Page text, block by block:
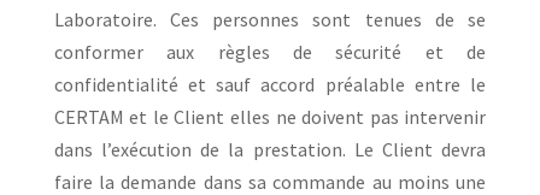
Laboratoire. Ces personnes sont tenues de se
conformer aux règles de sécurité et de
confidentialité et sauf accord préalable entre le
CERTAM et le Client elles ne doivent pas intervenir
dans l’exécution de la prestation. Le Client devra
faire la demande dans sa commande au moins une